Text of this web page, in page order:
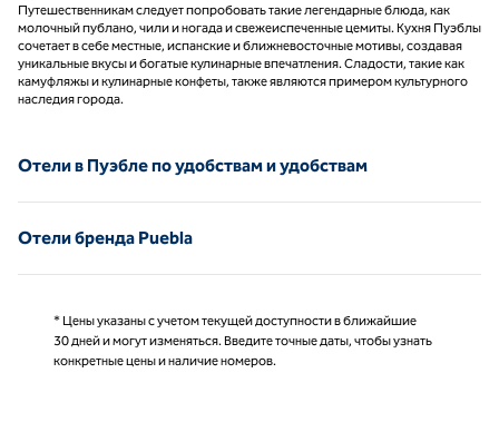
Путешественникам следует попробовать такие легендарные блюда, как
молочный публано, чили и ногада и свежеиспеченные цемиты. Кухня Пуэблы
сочетает в себе местные, испанские и ближневосточные мотивы, создавая
уникальные вкусы и богатые кулинарные впечатления. Сладости, такие как
камуфляжы и кулинарные конфеты, также являются примером культурного
наследия города.
Отели в Пуэбле по удобствам и удобствам
Отели бренда Puebla
* Цены указаны с учетом текущей доступности в ближайшие
30 дней и могут изменяться. Введите точные даты, чтобы узнать
конкретные цены и наличие номеров.